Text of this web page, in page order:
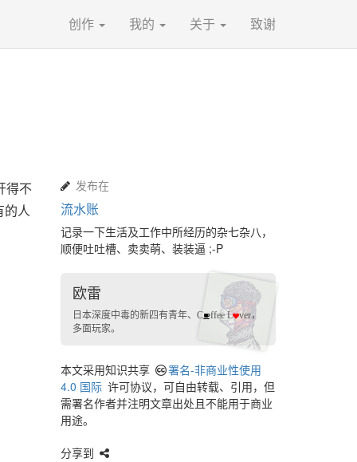
创作 我的 关于 致谢
得不
的人
发布在
流水账
记录一下生活及工作中所经历的杂七杂八，
顺便吐吐槽、卖卖萌、装装逼 ;-P
欧雷
日本深度中毒的新四有青年、 C ffee L ver，
多面玩家。
本文采用知识共享
署名-非商业性使用
4.0 国际 许可协议，可自由转载、引用，但
需署名作者并注明文章出处且不能用于商业
用途。
分享到